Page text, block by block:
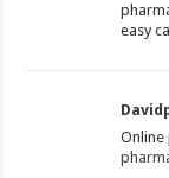
easy
Online